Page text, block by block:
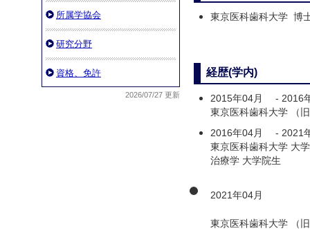
所属学協会
研究分野
資格、免許
2026/07/27 更新
東京医科歯科大学 博
経歴(学内)
2015年04月 - 2016
東京医科歯科大学 （
2016年04月
- 2021
東京医科歯科大学 大
治療学 大学院生
2021年04月
東京医科歯科大学 （